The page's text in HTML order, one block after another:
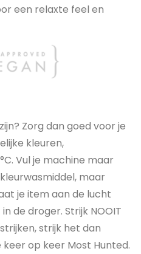
een relaxte feel en
Zorg dan goed voor je
kleuren,
Vul je machine maar
maar
je item aan de lucht
de droger. Strijk NOOIT
strijk het dan
op keer Most Hunted.